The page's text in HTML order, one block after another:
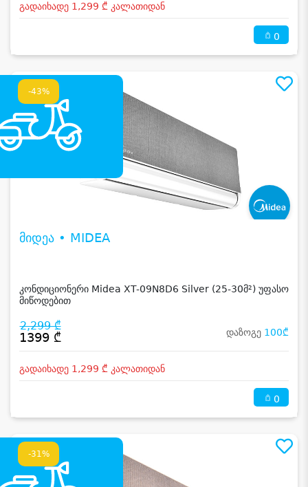
გადაიხადე 1,299 ₾ კალათიდან
0
-43%
მიდეა • MIDEA
კონდიციონერი Midea XT-09N8D6 Silver (25-30მ²) უფასო
მიწოდებით
2,299 ₾
1399 ₾ დაზოგე 100₾
გადაიხადე 1,299 ₾ კალათიდან
0
-31%